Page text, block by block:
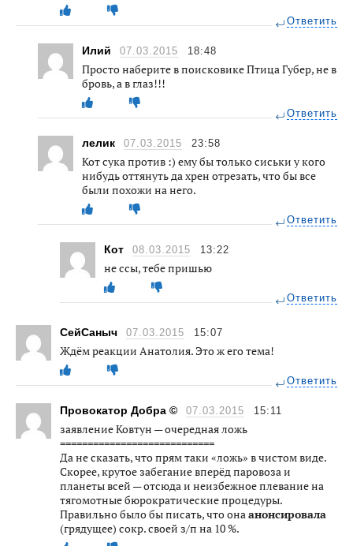
Ответить
Илий 07.03.2015 18:48
Просто наберите в поисковике Птица Губер, не в
бровь, а в глаз!!!
Ответить
лелик 07.03.2015 23:58
Кот сука против :) ему бы только сиськи у кого
нибудь оттянуть да хрен отрезать, что бы все
были похожи на него.
Ответить
Кот 08.03.2015 13:22
не ссы, тебе пришью
Ответить
СейСаныч 07.03.2015 15:07
Ждём реакции Анатолия. Это ж его тема!
Ответить
Провокатор Добра © 07.03.2015 15:11
заявление Ковтун — очередная ложь
============================
Да не сказать, что прям таки «ложь» в чистом виде.
Скорее, крутое забегание вперёд паровоза и
планеты всей — отсюда и неизбежное плевание на
тягомотные бюрократические процедуры.
Правильно было бы писать, что онаанонсировала
(грядущее) сокр. своей з/п на 10 %.